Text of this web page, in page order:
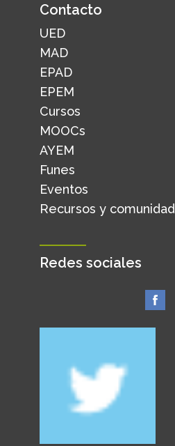
Contacto
UED
MAD
EPAD
EPEM
Cursos
MOOCs
AYEM
Funes
Eventos
Recursos y comunidad
Redes sociales